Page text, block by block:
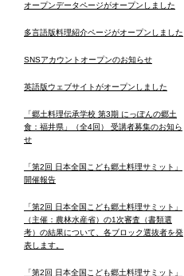
オープンデータページがオープンしました
多言語版料理紹介ページがオープンしました
SNSアカウントオープンのお知らせ
英語版ウェブサイトがオープンしました
「郷土料理伝承学校 第3期 にっぽんの郷土
食：福井県」（全4回） 受講者募集のお知ら
せ
「第2回 日本全国こども郷土料理サミット」
開催報告
「第2回 日本全国こども郷土料理サミット」
（主催：農林水産省）の1次審査（書類選
考）の結果について、各ブロック選抜者を発
表します。
「第2回 日本全国こども郷土料理サミット」